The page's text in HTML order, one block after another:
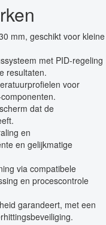
mm, geschikt voor kleine
met PID-regeling
resultaten.
voor
dat de
en
en gelijkmatige
via compatibele
en procescontrole
garandeert, met een